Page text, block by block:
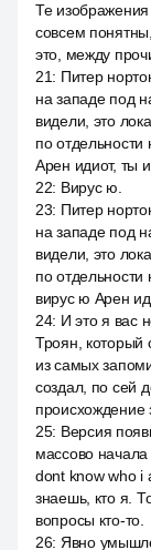
Те
совсем
это, между
21: Питер
на западе под
видели, это
по
Арен идиот, ты
22: Вирус ю.
23: Питер
на западе под
видели, это
по
вирус ю Арен
24: И это я вас
Троян, который
из самых
создал, по сей
происхождение
25: Версия
массово начала
dont know who i
знаешь, кто я.
вопросы кто-то.
26: Явно